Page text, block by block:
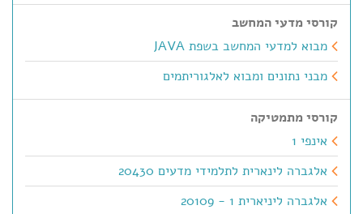
קורסי מדעי המחשב
מבוא למדעי המחשב בשפת JAVA
מבני נתונים ומבוא לאלגוריתמים
קורסי מתמטיקה
אינפי 1
אלגברה לינארית לתלמידי מדעים 20430
אלגברה ליניארית 1 - 20109